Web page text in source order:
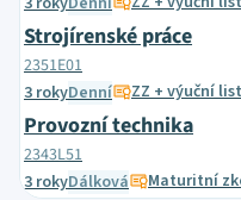
Strojírenské práce
2351E01
3 rokyDenní ZZ + výuční list
Provozní technika
2343L51
3 rokyDálková Maturitní